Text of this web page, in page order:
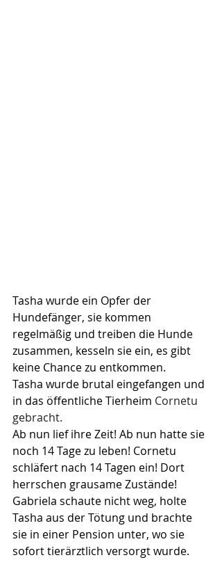
Tasha wurde ein Opfer der
Hundefänger, sie kommen
regelmäßig und treiben die Hunde
zusammen, kesseln sie ein, es gibt
keine Chance zu entkommen.
Tasha wurde brutal eingefangen und
in das öffentliche Tierheim Cornetu
gebracht.
Ab nun lief ihre Zeit! Ab nun hatte sie
noch 14 Tage zu leben! Cornetu
schläfert nach 14 Tagen ein! Dort
herrschen grausame Zustände!
Gabriela schaute nicht weg, holte
Tasha aus der Tötung und brachte
sie in einer Pension unter, wo sie
sofort tierärztlich versorgt wurde.